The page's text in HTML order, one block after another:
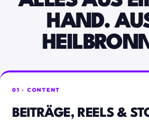
HAND.
01 · CONTENT
BEITRÄGE, REELS &